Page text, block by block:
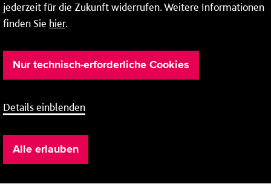
jederzeit für die Zukunft widerrufen. Weitere Informationen
finden Sie hier.
Nur technisch-erforderliche Cookies
Details einblenden
Alle erlauben